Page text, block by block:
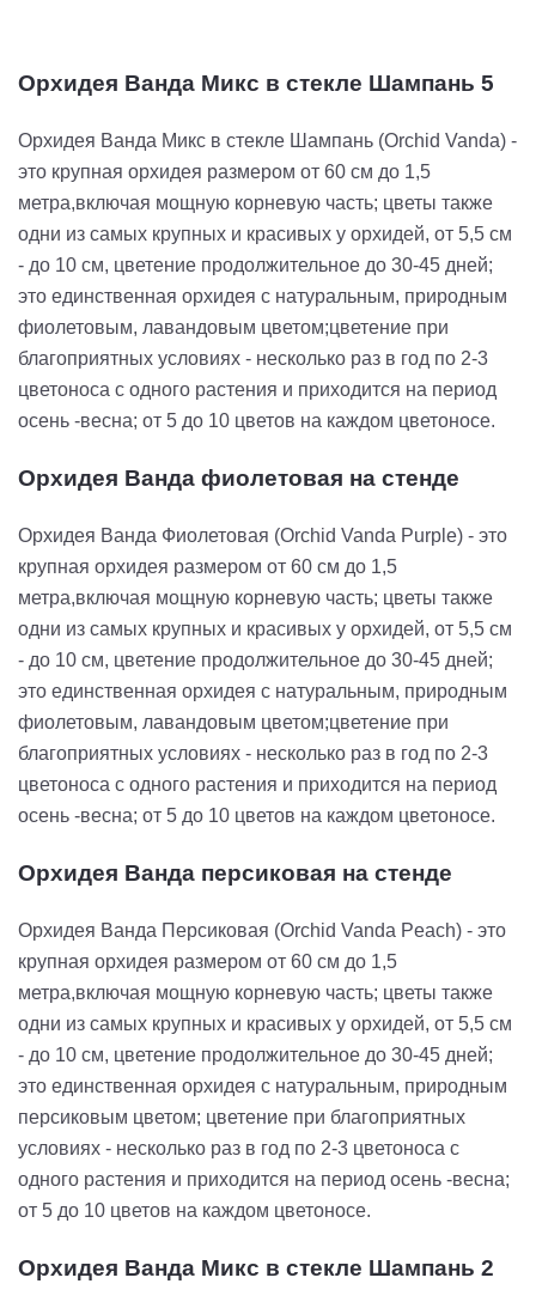
Орхидея Ванда Микс в стекле Шампань 5
Орхидея Ванда Микс в стекле Шампань (Orchid Vanda) -
это крупная орхидея размером от 60 см до 1,5
метра,включая мощную корневую часть; цветы также
одни из самых крупных и красивых у орхидей, от 5,5 см
- до 10 см, цветение продолжительное до 30-45 дней;
это единственная орхидея с натуральным, природным
фиолетовым, лавандовым цветом;цветение при
благоприятных условиях - несколько раз в год по 2-3
цветоноса с одного растения и приходится на период
осень -весна; от 5 до 10 цветов на каждом цветоносе.
Орхидея Ванда фиолетовая на стенде
Орхидея Ванда Фиолетовая (Orchid Vanda Purple) - это
крупная орхидея размером от 60 см до 1,5
метра,включая мощную корневую часть; цветы также
одни из самых крупных и красивых у орхидей, от 5,5 см
- до 10 см, цветение продолжительное до 30-45 дней;
это единственная орхидея с натуральным, природным
фиолетовым, лавандовым цветом;цветение при
благоприятных условиях - несколько раз в год по 2-3
цветоноса с одного растения и приходится на период
осень -весна; от 5 до 10 цветов на каждом цветоносе.
Орхидея Ванда персиковая на стенде
Орхидея Ванда Персиковая (Orchid Vanda Peach) - это
крупная орхидея размером от 60 см до 1,5
метра,включая мощную корневую часть; цветы также
одни из самых крупных и красивых у орхидей, от 5,5 см
- до 10 см, цветение продолжительное до 30-45 дней;
это единственная орхидея с натуральным, природным
персиковым цветом; цветение при благоприятных
условиях - несколько раз в год по 2-3 цветоноса с
одного растения и приходится на период осень -весна;
от 5 до 10 цветов на каждом цветоносе.
Орхидея Ванда Микс в стекле Шампань 2